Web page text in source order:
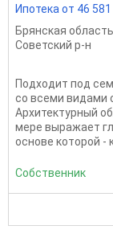
Ипотека от 46
Брянская область
Советский р-н
Подходит под
со всеми видами
Архитектурный
мере выражает
основе которой -
Собственник